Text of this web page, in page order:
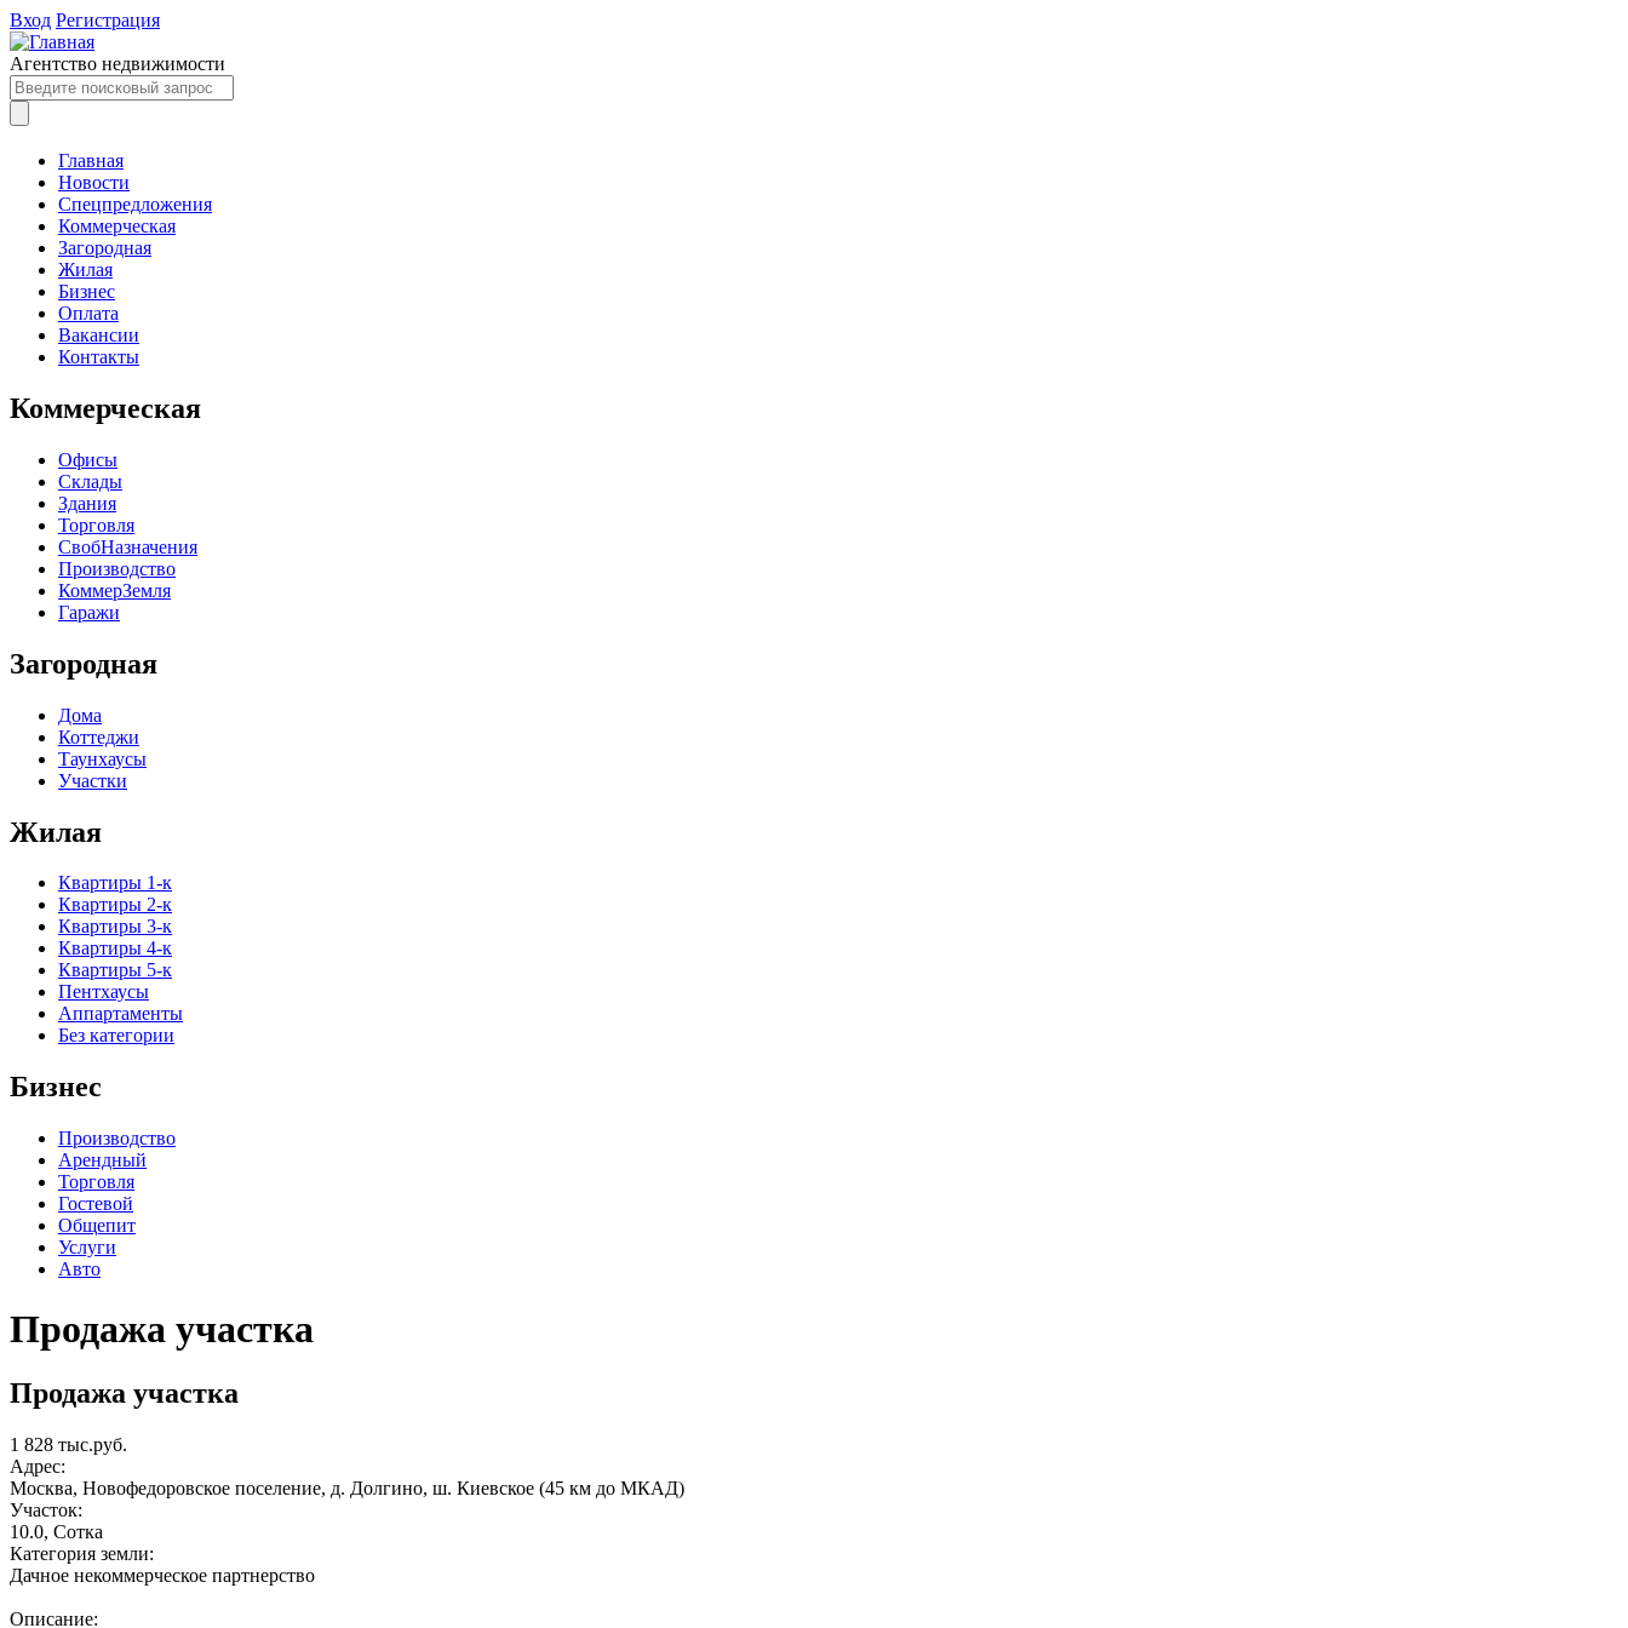
Вход Регистрация
Агентство недвижимости
Главная
Новости
Спецпредложения
Коммерческая
Загородная
Жилая
Бизнес
Оплата
Вакансии
Контакты
Коммерческая
Офисы
Склады
Здания
Торговля
СвобНазначения
Производство
КоммерЗемля
Гаражи
Загородная
Дома
Коттеджи
Таунхаусы
Участки
Жилая
Квартиры 1-к
Квартиры 2-к
Квартиры 3-к
Квартиры 4-к
Квартиры 5-к
Пентхаусы
Аппартаменты
Без категории
Бизнес
Производство
Арендный
Торговля
Гостевой
Общепит
Услуги
Авто
Продажа участка
Продажа участка
1 828 тыс.руб.
Адрес:
Москва, Новофедоровское поселение, д. Долгино, ш. Киевское (45 км до МКАД)
Участок:
10.0, Сотка
Категория земли:
Дачное некоммерческое партнерство
Описание: